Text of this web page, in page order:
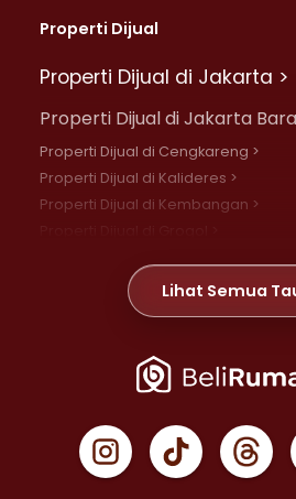
Properti Dijual
Properti Dijual di Jakarta >
Properti Dijual di Jakarta
Properti Dijual di Cengkareng >
Properti Dijual di Kalideres >
Properti Dijual di Kembangan >
Properti Dijual di Meruya >
Properti Dijual di Jelambar >
Properti Dijual di Jakarta
Properti Dijual di Gambir >
Properti Dijual di Johar Baru >
Lihat Semua